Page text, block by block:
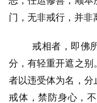
门，无非戒行，并非
戒相者，即佛
分，有轻重开遮之别
者以违受体为名，分
戒体，禁防身心，